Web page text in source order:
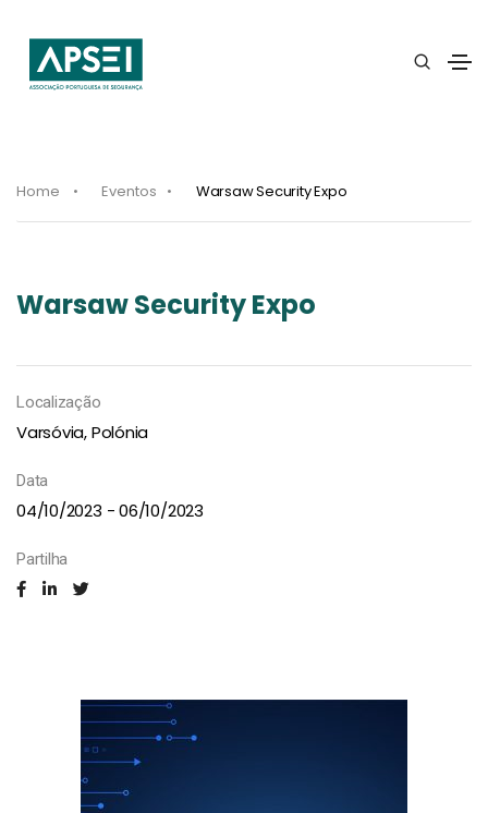
Home Eventos Warsaw Security Expo
Warsaw Security Expo
Localização
Varsóvia, Polónia
Data
04/10/2023 - 06/10/2023
Partilha